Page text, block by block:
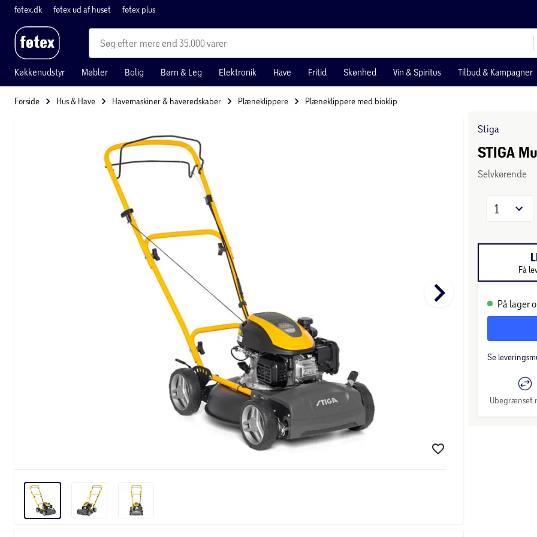
føtex.dk føtex ud af huset føtex plus
mere end 35.000 varer
Køkkenudstyr Møbler Bolig Børn & Leg Elektronik Have Fritid Skønhed Vin & Spiritus Tilbud & Kampagner
Forside Hus & Have Havemaskiner & haveredskaber Plæneklippere Plæneklippere med bioklip
keyboard_arrow_right
Stiga
STIGA
Selvkørende
1
Få
På lager
Se
Ubegrænset